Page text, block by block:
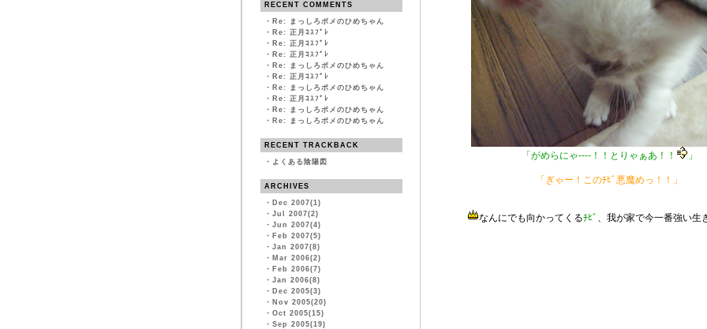
RECENT COMMENTS
・ Re: まっしろポメのひめちゃん
・ Re: 正月ｺｽﾌﾟﾚ
・ Re: 正月ｺｽﾌﾟﾚ
・ Re: 正月ｺｽﾌﾟﾚ
・ Re: まっしろポメのひめちゃん
・ Re: 正月ｺｽﾌﾟﾚ
・ Re: まっしろポメのひめちゃん
・ Re: 正月ｺｽﾌﾟﾚ
・ Re: まっしろポメのひめちゃん
・ Re: まっしろポメのひめちゃん
RECENT TRACKBACK
・ よくある陰陽図
ARCHIVES
・ Dec 2007(1)
・ Jul 2007(2)
・ Jun 2007(4)
・ Feb 2007(5)
・ Jan 2007(8)
・ Mar 2006(2)
・ Feb 2006(7)
・ Jan 2006(8)
・ Dec 2005(3)
・ Nov 2005(20)
・ Oct 2005(15)
・ Sep 2005(19)
「がめらにゃ----！！とりゃぁあ！！ 」
「ぎゃー！このﾁﾋﾞ悪魔めっ！！」
なんにでも向かってくるﾁﾋﾞ 、我が家で今一番強い生